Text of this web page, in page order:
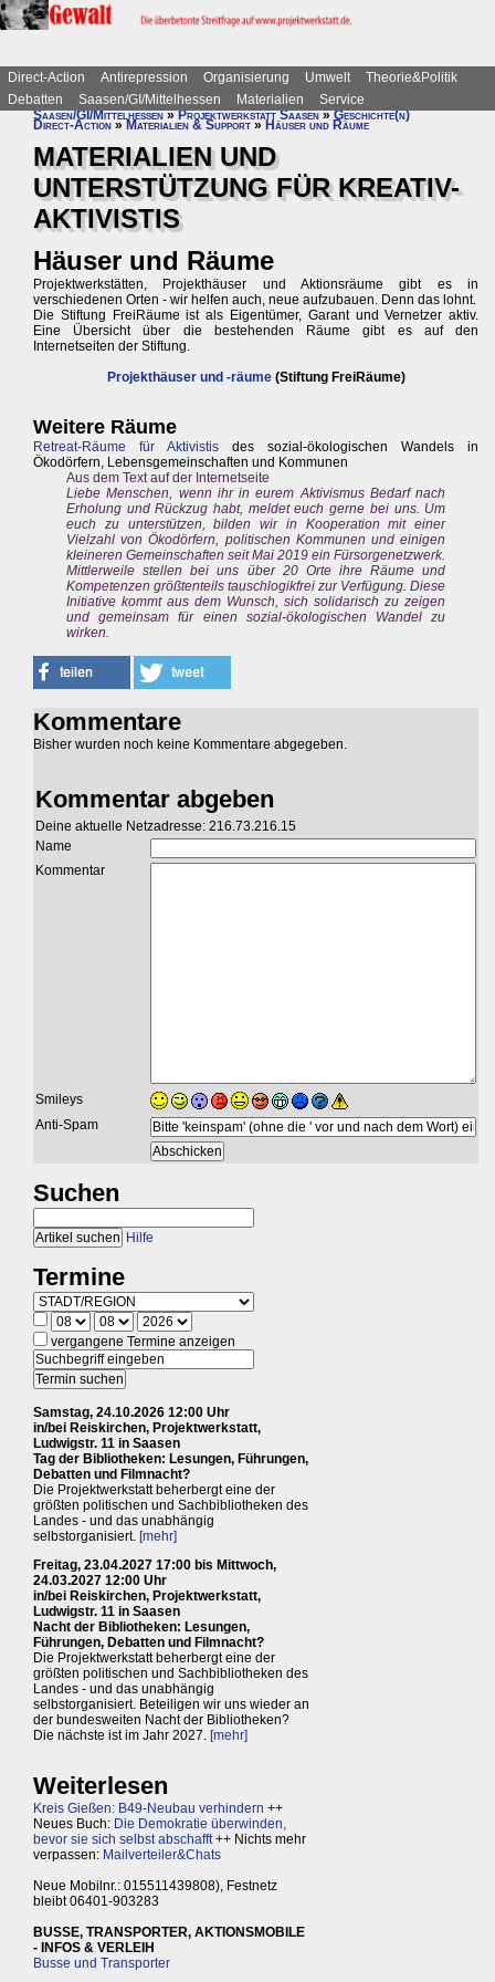
Direct-Action Antirepression Organisierung Umwelt
Theorie&Politik
Debatten
Saasen/GI/Mittelhessen Materialien
Service
Saasen/GI/Mittelhessen»Projektwerkstatt Saasen»Geschichte(n)
Direct-Action » Materialien & Support » Häuser und Räume
MATERIALIEN UND
UNTERSTÜTZUNG FÜR KREATIV-
AKTIVISTIS
Häuser und Räume
Projektwerkstätten, Projekthäuser und Aktionsräume gibt es in
verschiedenen Orten - wir helfen auch, neue aufzubauen. Denn das lohnt.
Die Stiftung FreiRäume ist als Eigentümer, Garant und Vernetzer aktiv.
Eine Übersicht über die bestehenden Räume gibt es auf den
Internetseiten der Stiftung.
Projekthäuser und -räume(Stiftung FreiRäume)
Weitere Räume
Retreat-Räume für Aktivistis des sozial-ökologischen Wandels in
Ökodörfern, Lebensgemeinschaften und Kommunen
Aus dem Text auf der Internetseite
Liebe Menschen, wenn ihr in eurem Aktivismus Bedarf nach
Erholung und Rückzug habt, meldet euch gerne bei uns. Um
euch zu unterstützen, bilden wir in Kooperation mit einer
Vielzahl von Ökodörfern, politischen Kommunen und einigen
kleineren Gemeinschaften seit Mai 2019 ein Fürsorgenetzwerk.
Mittlerweile stellen bei uns über 20 Orte ihre Räume und
Kompetenzen größtenteils tauschlogikfrei zur Verfügung. Diese
Initiative kommt aus dem Wunsch, sich solidarisch zu zeigen
und gemeinsam für einen sozial-ökologischen Wandel zu
wirken.
Kommentare
Bisher wurden noch keine Kommentare abgegeben.
Kommentar abgeben
Deine aktuelle Netzadresse: 216.73.216.15
Name
Kommentar
Smileys
Anti-Spam
Suchen
Hilfe
Termine
vergangene Termine anzeigen
Samstag, 24.10.2026 12:00 Uhr
in/bei Reiskirchen, Projektwerkstatt,
Ludwigstr. 11 in Saasen
Tag der Bibliotheken: Lesungen, Führungen,
Debatten und Filmnacht?
Die Projektwerkstatt beherbergt eine der
größten politischen und Sachbibliotheken des
Landes - und das unabhängig
selbstorganisiert. [mehr]
Freitag, 23.04.2027 17:00 bis Mittwoch,
24.03.2027 12:00 Uhr
in/bei Reiskirchen, Projektwerkstatt,
Ludwigstr. 11 in Saasen
Nacht der Bibliotheken: Lesungen,
Führungen, Debatten und Filmnacht?
Die Projektwerkstatt beherbergt eine der
größten politischen und Sachbibliotheken des
Landes - und das unabhängig
selbstorganisiert. Beteiligen wir uns wieder an
der bundesweiten Nacht der Bibliotheken?
Die nächste ist im Jahr 2027. [mehr]
Weiterlesen
Kreis Gießen: B49-Neubau verhindern ++
Neues Buch: Die Demokratie überwinden,
bevor sie sich selbst abschafft++ Nichts mehr
verpassen: Mailverteiler&Chats
Neue Mobilnr.: 015511439808), Festnetz
bleibt 06401-903283
BUSSE, TRANSPORTER, AKTIONSMOBILE
- INFOS & VERLEIH
Busse und Transporter